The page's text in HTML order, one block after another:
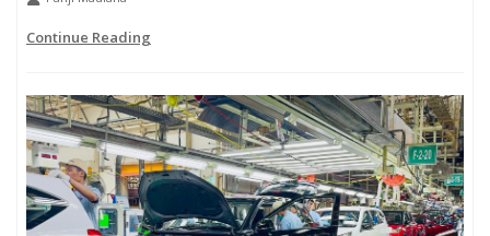
Continue Reading